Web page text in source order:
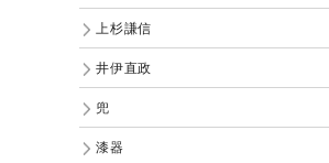
上杉謙信
井伊直政
兜
漆器